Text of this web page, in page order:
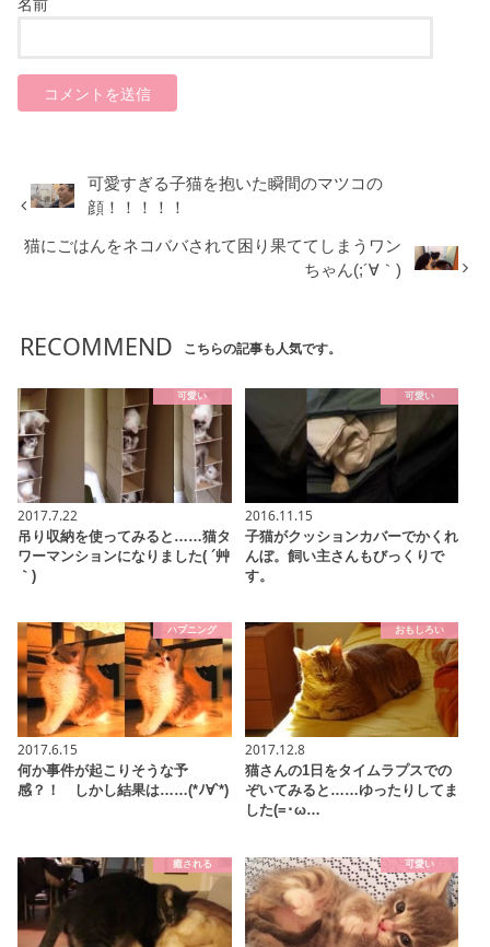
名前
可愛すぎる子猫を抱いた瞬間のマツコの
顔！！！！！
猫にごはんをネコババされて困り果ててしまうワン
ちゃん(;´∀｀)
RECOMMEND こちらの記事も人気です。
可愛い
2017.7.22
吊り収納を使ってみると……猫タ
ワーマンションになりました( ´艸
｀)
可愛い
2016.11.15
子猫がクッションカバーでかくれ
んぼ。飼い主さんもびっくりで
す。
ハプニング
2017.6.15
何か事件が起こりそうな予
感？！ しかし結果は……(*ﾉ∀`*)
おもしろい
2017.12.8
猫さんの1日をタイムラプスでの
ぞいてみると……ゆったりしてま
した(=･ω…
癒される 可愛い